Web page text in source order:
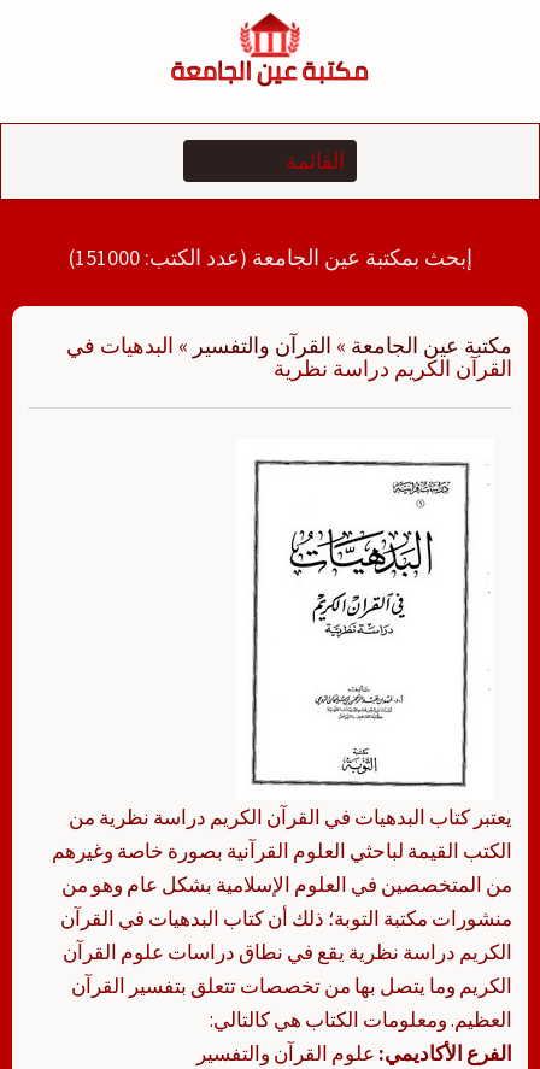
إبحث بمكتبة عين الجامعة (عدد الكتب: 151000)
مكتبة عين الجامعة » القرآن والتفسير » البدهيات في
القرآن الكريم دراسة نظرية
يعتبر كتاب البدهيات في القرآن الكريم دراسة نظرية من
الكتب القيمة لباحثي العلوم القرآنية بصورة خاصة وغيرهم
من المتخصصين في العلوم الإسلامية بشكل عام وهو من
منشورات مكتبة التوبة؛ ذلك أن كتاب البدهيات في القرآن
الكريم دراسة نظرية يقع في نطاق دراسات علوم القرآن
الكريم وما يتصل بها من تخصصات تتعلق بتفسير القرآن
العظيم. ومعلومات الكتاب هي كالتالي:
الفرع الأكاديمي: علوم القرآن والتفسير